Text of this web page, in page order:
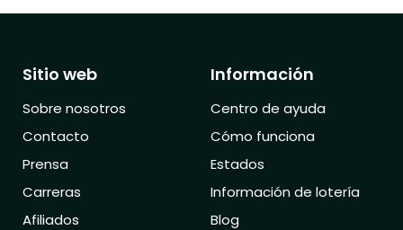
Sitio web
Sobre nosotros
Contacto
Prensa
Carreras
Afiliados
Información
Centro de ayuda
Cómo funciona
Estados
Información de lotería
Blog